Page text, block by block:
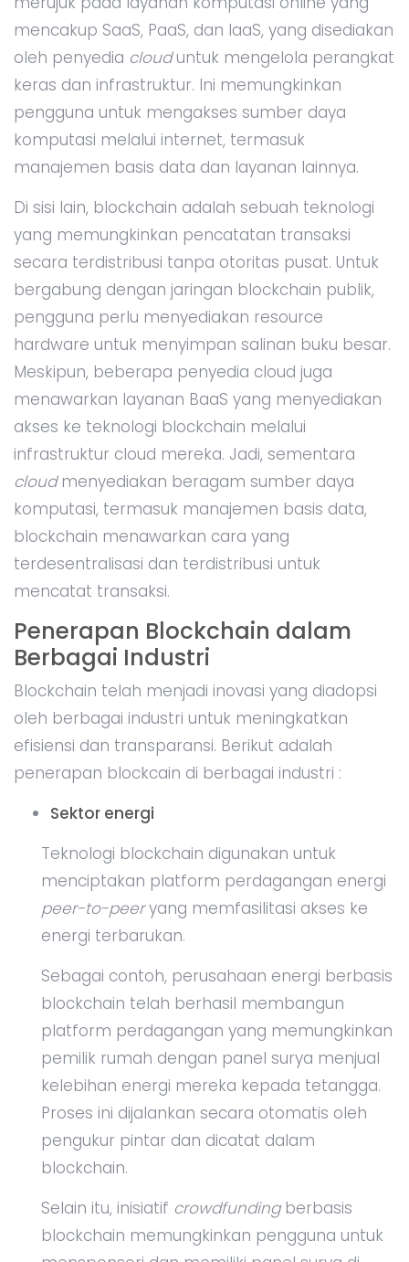
mencakup SaaS, PaaS, dan IaaS, yang disediakan
oleh penyedia clouduntuk mengelola perangkat
keras dan infrastruktur. Ini memungkinkan
pengguna untuk mengakses sumber daya
komputasi melalui internet, termasuk
manajemen basis data dan layanan lainnya.
Di sisi lain, blockchain adalah sebuah teknologi
yang memungkinkan pencatatan transaksi
secara terdistribusi tanpa otoritas pusat. Untuk
bergabung dengan jaringan blockchain publik,
pengguna perlu menyediakan resource
hardware untuk menyimpan salinan buku besar.
Meskipun, beberapa penyedia cloud juga
menawarkan layanan BaaS yang menyediakan
akses ke teknologi blockchain melalui
infrastruktur cloud mereka. Jadi, sementara
cloudmenyediakan beragam sumber daya
komputasi, termasuk manajemen basis data,
blockchain menawarkan cara yang
terdesentralisasi dan terdistribusi untuk
mencatat transaksi.
Penerapan Blockchain dalam
Berbagai Industri
Blockchain telah menjadi inovasi yang diadopsi
oleh berbagai industri untuk meningkatkan
efisiensi dan transparansi. Berikut adalah
penerapan blockcain di berbagai industri :
Sektor energi
Teknologi blockchain digunakan untuk
menciptakan platform perdagangan energi
peer-to-peeryang memfasilitasi akses ke
energi terbarukan.
Sebagai contoh, perusahaan energi berbasis
blockchain telah berhasil membangun
platform perdagangan yang memungkinkan
pemilik rumah dengan panel surya menjual
kelebihan energi mereka kepada tetangga.
Proses ini dijalankan secara otomatis oleh
pengukur pintar dan dicatat dalam
blockchain.
Selain itu, inisiatif crowdfundingberbasis
blockchain memungkinkan pengguna untuk